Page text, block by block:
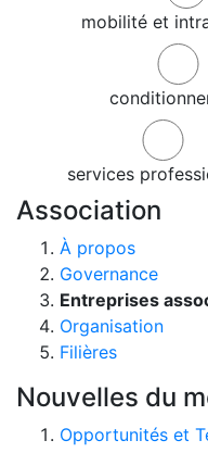
mobilité et
services
Association
À propos
Governance
Entreprises
Organisation
Filières
Nouvelles du
Opportunités et